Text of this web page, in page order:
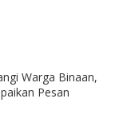
Warga Binaan,
Pesan